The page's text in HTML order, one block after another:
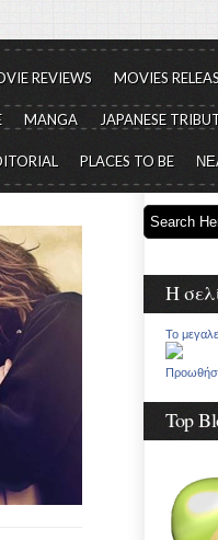
REVIEWS MOVIES
MANGA JAPANESE
PLACES TO BE
Η
Το
Top